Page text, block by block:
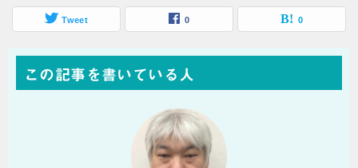
Tweet 0 0
この記事を書いている人